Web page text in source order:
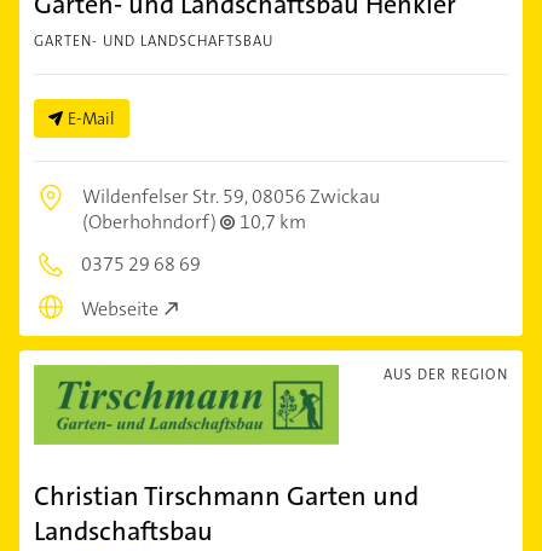
GARTEN- UND LANDSCHAFTSBAU
E-Mail
Wildenfelser Str. 59,08056 Zwickau
(Oberhohndorf)
10,7 km
0375 29 68 69
Webseite
AUS DER REGION
Christian Tirschmann Garten und
Landschaftsbau